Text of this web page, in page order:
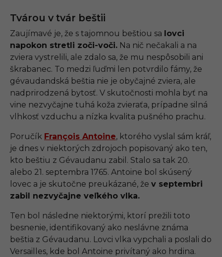
Tvárou v tvár beštii
Zaujímavé je, že s tajomnou beštiou sa lovci
napokon stretli zoči-voči. Na nič nečakali a na
zviera vystrelili, ale zdalo sa, že mu nespôsobili ani
škrabanec. To medzi ľuďmi len potvrdilo fámy, že
gévaudandská beštia nie je obyčajné zviera, ale
nadprirodzená bytosť. V skutočnosti mohla byť na
vine nezvyčajne tuhá koža zvieraťa, prípadne silná
vlhkosť vzduchu a nízka kvalita pušného prachu.
Poručík François Antoine, ktorého vyslal sám kráľ,
je dnes v niektorých zdrojoch popisovaný ako ten,
kto beštiu z Gévaudanu zabil. Stalo sa tak 20.
alebo 21. septembra 1765. Antoine bol skúsený
lovec a je skutočne preukázané, že v septembri
zabil nezvyčajne veľkého vlka.
Ten bol následne niektorými, ktorí prežili toto
besnenie, identifikovaný ako neslávne známa
beštia z Gévaudanu. Lovci vlka vypchali a poslali do
Versailles, kde bol Antoine privítaný ako hrdina.